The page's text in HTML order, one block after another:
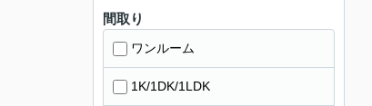
間取り
ワンルーム
1K/1DK/1LDK